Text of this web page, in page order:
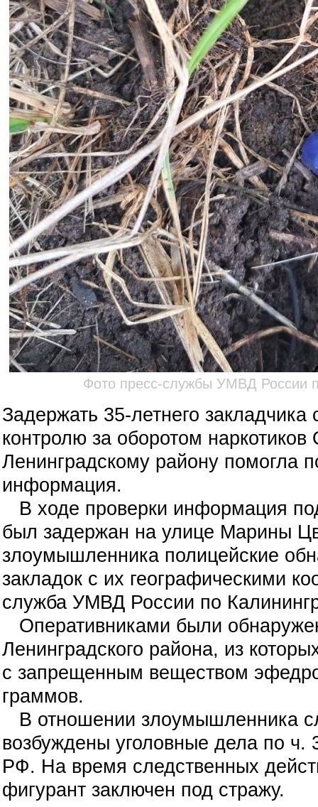
Фото пресс-службы УМВД России
Задержать 35-летнего закладчика
контролю за оборотом
Ленинградскому району помогла
информация.
В ходе проверки информация
был задержан на улице Марины
злоумышленника полицейские
закладок с их географическими
служба УМВД России по
Оперативниками были
Ленинградского района, из
с запрещенным веществом
граммов.
В отношении злоумышленника
возбуждены уголовные дела по ч.
РФ. На время следственных
фигурант заключен под стражу.